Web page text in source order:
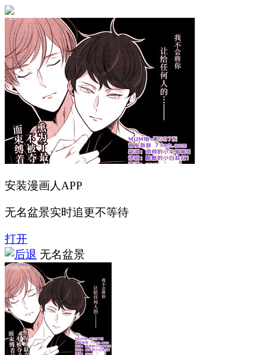
安装漫画人APP
无名盆景实时追更不等待
打开
无名盆景